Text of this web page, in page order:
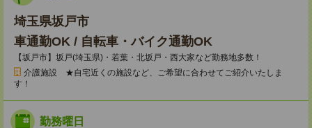
埼玉県坂戸市
車通勤OK / 自転車・バイク通勤OK
【坂戸市】坂戸(埼玉県)・若葉・北坂戸・西大家など勤務地多数！
介護施設 ★自宅近くの施設など、ご希望に合わせてご紹介いたしま
す！
勤務曜日